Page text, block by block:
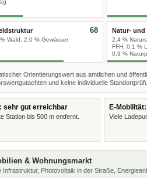
Wald, 2,0 % Gewässer
68 Natur- und
2,4 %
FFH, 0,1 %
0,9 %
Orientierungswert aus amtlichen und
und keine individuelle
sehr gut erreichbar
Station bis 500 m entfernt.
E-
Viele
& Wohnungsmarkt
Infrastruktur, Photovoltaik in der Straße,